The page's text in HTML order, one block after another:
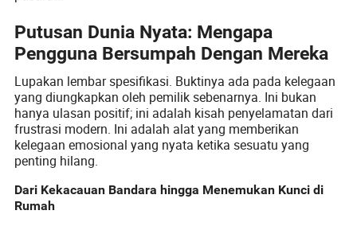
Putusan Dunia Nyata: Mengapa
Pengguna Bersumpah Dengan Mereka
Lupakan lembar spesifikasi. Buktinya ada pada kelegaan
yang diungkapkan oleh pemilik sebenarnya. Ini bukan
hanya ulasan positif; ini adalah kisah penyelamatan dari
frustrasi modern. Ini adalah alat yang memberikan
kelegaan emosional yang nyata ketika sesuatu yang
penting hilang.
Dari Kekacauan Bandara hingga Menemukan Kunci di
Rumah